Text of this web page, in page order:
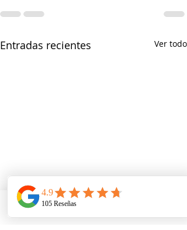
Entradas recientes Ver todo